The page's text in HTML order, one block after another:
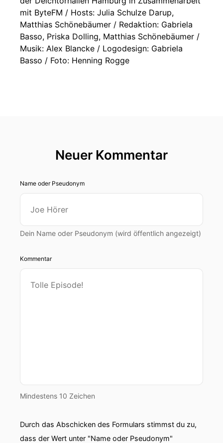
mit ByteFM / Hosts: Julia Schulze Darup,
Matthias Schönebäumer / Redaktion: Gabriela
Basso, Priska Dolling, Matthias Schönebäumer /
Musik: Alex Blancke / Logodesign: Gabriela
Basso / Foto: Henning Rogge
Neuer Kommentar
Name oder Pseudonym
Dein Name oder Pseudonym (wird öffentlich angezeigt)
Kommentar
Mindestens 10 Zeichen
Durch das Abschicken des Formulars stimmst du zu,
dass der Wert unter "Name oder Pseudonym"